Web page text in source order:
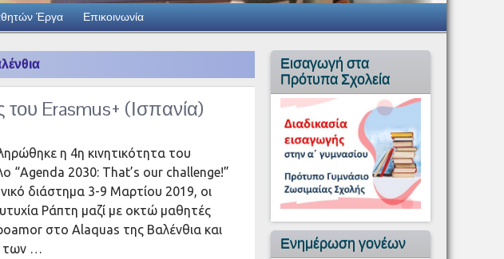
Έργα Επικοινωνία
Erasmus+ (Ισπανία)
η 4η κινητικότητα του
“Agenda 2030: That’s our challenge!”
διάστημα 3-9 Μαρτίου 2019, oι
Ράπτη μαζί με οκτώ μαθητές
στο Alaquas της Βαλένθια και
των …
Εισαγωγή στα
Πρότυπα Σχολεία
Ενημέρωση γονέων